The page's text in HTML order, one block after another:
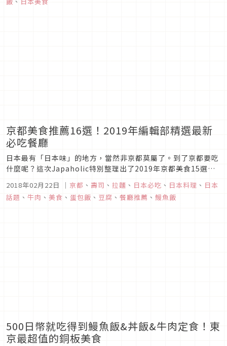
齋橋店除了有開放式的餐飲空間，更有數量眾多的美味餐廳供你
京都美食推薦16選！2019年編輯部精選最新
必吃餐廳
日本最有「日本味」的地方，當然非京都莫屬了。到了京都要吃
什麼呢？這次Japaholic特別整理出了2019年京都美食15選，
理、鰻魚飯、壽喜燒、壽司、蛋包飯、湯豆腐…都有，連早餐都
沒放過！立刻來看看這份2019年京都美食推薦15選吧！
2018年02月22日 ｜ 京都 、 壽司 、 拉麵 、 日本必吃 、 日本料理 、 日本
話題 、 牛肉 、 美食 、 蛋包飯 、 豆腐 、 餐廳推薦 、 鰻魚飯
500日幣就吃得到鰻魚飯&丼飯&牛肉定食！東
京最超值的銅板美食